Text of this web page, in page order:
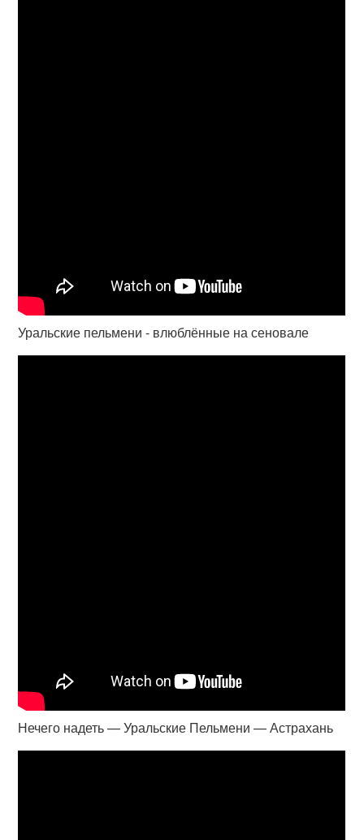
Уральские пельмени - влюблённые на сеновале
Нечего надеть — Уральские Пельмени — Астрахань